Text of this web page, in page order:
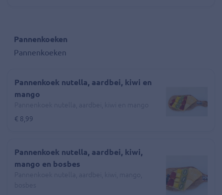
Pannenkoeken
Pannenkoeken
Pannenkoek nutella, aardbei, kiwi en
mango
€ 8,99
Pannenkoek nutella, aardbei, kiwi,
mango en bosbes